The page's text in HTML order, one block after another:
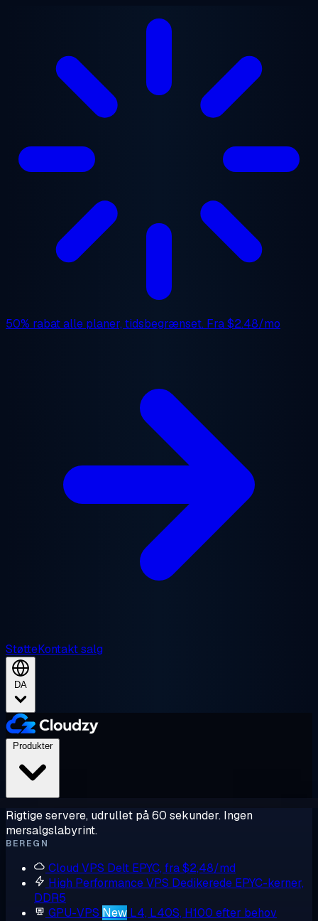
50% rabatalle planer, tidsbegrænset. Fra$2.48/mo
StøtteKontakt salg
DA
Produkter
Rigtige servere, udrullet på 60 sekunder. Ingen
mersalgslabyrint.
BEREGN
Cloud VPS Delt EPYC, fra $2,48/md
High Performance VPS Dedikerede EPYC-kerner,
DDR5
GPU-VPS New L4, L40S, H100 efter behov